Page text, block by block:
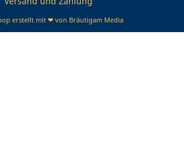
erstellt mit ❤ von Bräutigam Media